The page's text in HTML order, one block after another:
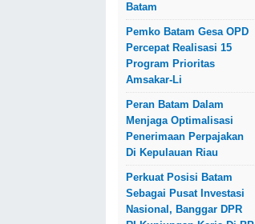
Batam
Pemko Batam Gesa OPD
Percepat Realisasi 15
Program Prioritas
Amsakar-Li
Peran Batam Dalam
Menjaga Optimalisasi
Penerimaan Perpajakan
Di Kepulauan Riau
Perkuat Posisi Batam
Sebagai Pusat Investasi
Nasional, Banggar DPR